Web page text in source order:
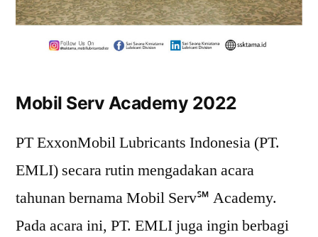
Mobil Serv Academy 2022
PT ExxonMobil Lubricants Indonesia (PT.
EMLI) secara rutin mengadakan acara
tahunan bernama Mobil Serv℠ Academy.
Pada acara ini, PT. EMLI juga ingin berbagi